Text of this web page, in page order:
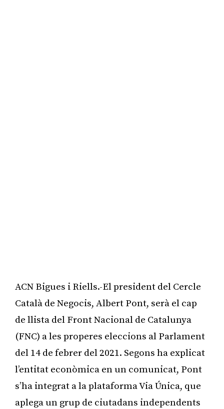
ACN Bigues i Riells.-El president del Cercle
Català de Negocis, Albert Pont, serà el cap
de llista del Front Nacional de Catalunya
(FNC) a les properes eleccions al Parlament
del 14 de febrer del 2021. Segons ha explicat
l’entitat econòmica en un comunicat, Pont
s’ha integrat a la plataforma Via Única, que
aplega un grup de ciutadans independents